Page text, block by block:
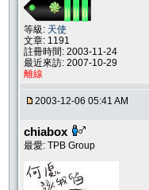
等級: 天使
文章: 1191
註冊時間: 2003-11-24
最近來訪: 2007-10-29
離線
2003-12-06 05:41 AM
chiabox
最愛: TPB Group